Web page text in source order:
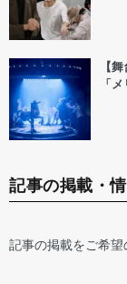
【
「
記事の掲載・
記事の掲載をご希望